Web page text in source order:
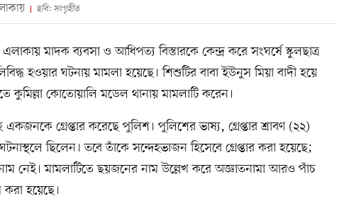
ছবি: সংগৃহীত
মাদক ব্যবসা ও আধিপত্য বিস্তারকে কেন্দ্র করে সংঘর্ষে স্কুলছাত্র
হওয়ার ঘটনায় মামলা হয়েছে। শিশুটির বাবা ইউনুস মিয়া বাদী হয়ে
কুমিল্লা কোতোয়ালি মডেল থানায় মামলাটি করেন।
গ্রেপ্তার করেছে পুলিশ। পুলিশের ভাষ্য, গ্রেপ্তার শ্রাবণ (২২)
ছিলেন। তবে তাঁকে সন্দেহভাজন হিসেবে গ্রেপ্তার করা হয়েছে;
নেই। মামলাটিতে ছয়জনের নাম উল্লেখ করে অজ্ঞাতনামা আরও পাঁচ
হয়েছে।